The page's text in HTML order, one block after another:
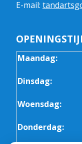
E-mail:
Maandag:
Dinsdag:
Woensdag:
Donderdag: